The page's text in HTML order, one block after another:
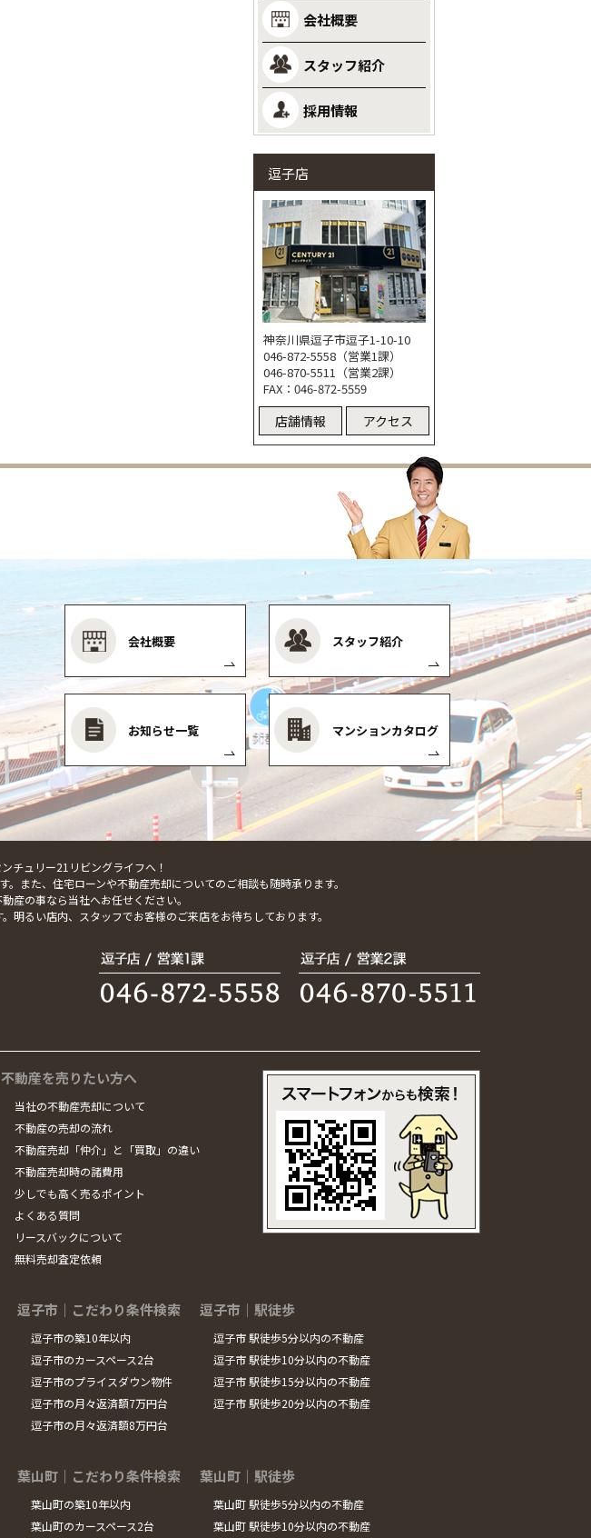
会社概要
スタッフ紹介
採用情報
逗子店
神奈川県逗子市逗子1-10-10
046-872-5558（営業1課）
046-870-5511（営業2課）
FAX：046-872-5559
店舗情報 アクセス
会社概要 スタッフ紹介
お知らせ一覧 マンションカタログ
チュリー21リビングライフへ！
また、住宅ローンや不動産売却についてのご相談も随時承ります。
産の事なら当社へお任せください。
るい店内、スタッフでお客様のご来店をお待ちしております。
不動産を売りたい方へ
当社の不動産売却について
不動産の売却の流れ
不動産売却「仲介」と「買取」の違い
不動産売却時の諸費用
少しでも高く売るポイント
よくある質問
リースバックについて
無料売却査定依頼
逗子市｜こだわり条件検索
逗子市の築10年以内
逗子市のカースペース2台
逗子市のプライスダウン物件
逗子市の月々返済額7万円台
逗子市の月々返済額8万円台
逗子市｜駅徒歩
逗子市 駅徒歩5分以内の不動産
逗子市 駅徒歩10分以内の不動産
逗子市 駅徒歩15分以内の不動産
逗子市 駅徒歩20分以内の不動産
葉山町｜こだわり条件検索
葉山町の築10年以内
葉山町のカースペース2台
葉山町｜駅徒歩
葉山町 駅徒歩5分以内の不動産
葉山町 駅徒歩10分以内の不動産